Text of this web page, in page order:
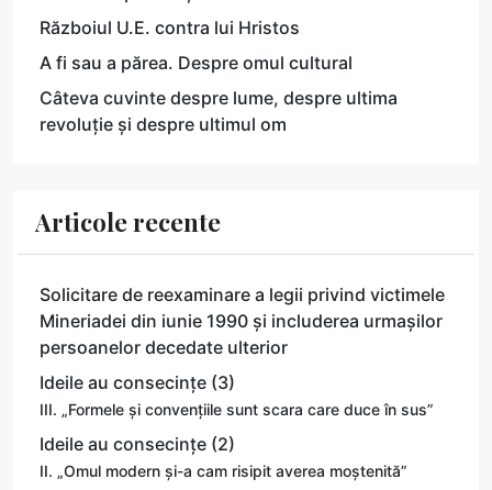
Războiul U.E. contra lui Hristos
A fi sau a părea. Despre omul cultural
Câteva cuvinte despre lume, despre ultima
revoluție și despre ultimul om
Articole recente
Solicitare de reexaminare a legii privind victimele
Mineriadei din iunie 1990 și includerea urmașilor
persoanelor decedate ulterior
Ideile au consecințe (3)
III. „Formele și convențiile sunt scara care duce în sus”
Ideile au consecințe (2)
II. „Omul modern și-a cam risipit averea moștenită”